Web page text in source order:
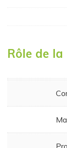
Rôle de la